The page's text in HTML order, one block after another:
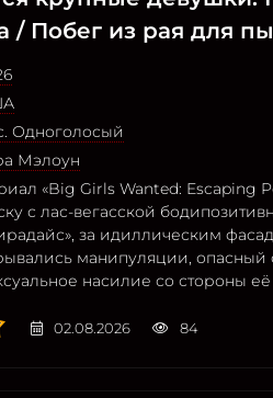
/ Побег из рая для
Одноголосый
Мэлоун
«Big Girls Wanted: Escaping
с лас-вегасской
за идиллическим
манипуляции, опасный
насилие со стороны её
02.08.2026 84